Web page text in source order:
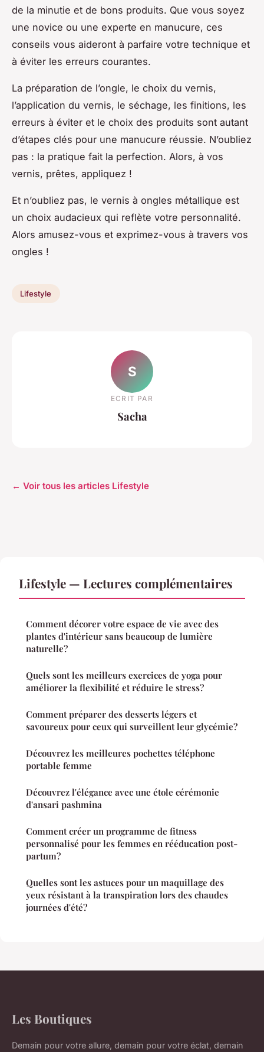
de la minutie et de bons produits. Que vous soyez
une novice ou une experte en manucure, ces
conseils vous aideront à parfaire votre technique et
à éviter les erreurs courantes.
La préparation de l’ongle, le choix du vernis,
l’application du vernis, le séchage, les finitions, les
erreurs à éviter et le choix des produits sont autant
d’étapes clés pour une manucure réussie. N’oubliez
pas : la pratique fait la perfection. Alors, à vos
vernis, prêtes, appliquez !
Et n’oubliez pas, le vernis à ongles métallique est
un choix audacieux qui reflète votre personnalité.
Alors amusez-vous et exprimez-vous à travers vos
ongles !
Lifestyle
S
ECRIT PAR
Sacha
← Voir tous les articles Lifestyle
Lifestyle — Lectures complémentaires
Comment décorer votre espace de vie avec des
plantes d'intérieur sans beaucoup de lumière
naturelle?
Quels sont les meilleurs exercices de yoga pour
améliorer la flexibilité et réduire le stress?
Comment préparer des desserts légers et
savoureux pour ceux qui surveillent leur glycémie?
Découvrez les meilleures pochettes téléphone
portable femme
Découvrez l'élégance avec une étole cérémonie
d'ansari pashmina
Comment créer un programme de fitness
personnalisé pour les femmes en rééducation post-
partum?
Quelles sont les astuces pour un maquillage des
yeux résistant à la transpiration lors des chaudes
journées d'été?
Les Boutiques
Demain pour votre allure, demain pour votre éclat, demain